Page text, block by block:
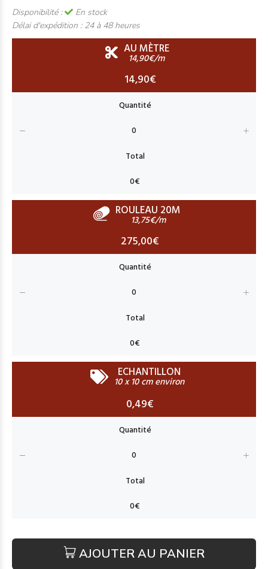
Disponibilité :
En stock
Délai d'expédition : 24 à 48 heures
AU MÈTRE
14,90€/m
14,90€
ROULEAU 20M
13,75€/m
275,00€
ECHANTILLON
10 x 10 cm environ
0,49€
AJOUTER AU PANIER